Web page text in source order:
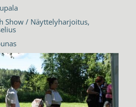
/ Näyttelyharjoitus,